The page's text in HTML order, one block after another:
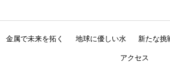
金属で未来を拓く 地球に優しい水 新たな挑
アクセス